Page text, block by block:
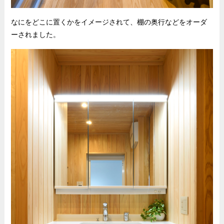
なにをどこに置くかをイメージされて、棚の奥行などをオーダ
ーされました。